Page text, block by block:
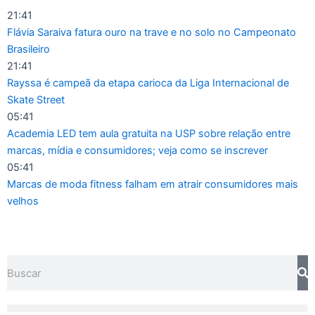
para
21:41
Flávia Saraiva fatura ouro na trave e no solo no Campeonato
Brasileiro
21:41
Rayssa é campeã da etapa carioca da Liga Internacional de
Skate Street
05:41
Academia LED tem aula gratuita na USP sobre relação entre
marcas, mídia e consumidores; veja como se inscrever
05:41
Marcas de moda fitness falham em atrair consumidores mais
velhos